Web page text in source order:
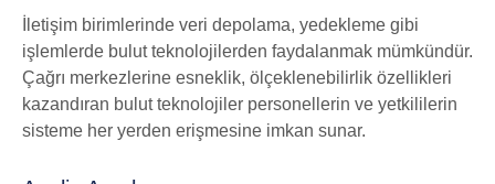
İletişim birimlerinde veri depolama, yedekleme gibi
işlemlerde bulut teknolojilerden faydalanmak mümkündür.
Çağrı merkezlerine esneklik, ölçeklenebilirlik özellikleri
kazandıran bulut teknolojiler personellerin ve yetkililerin
sisteme her yerden erişmesine imkan sunar.